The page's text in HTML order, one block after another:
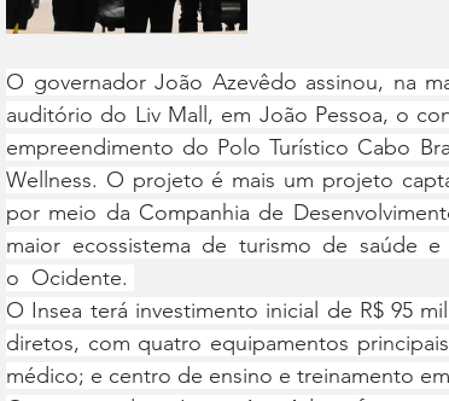
O governador João Azevêdo assinou, na
auditório do Liv Mall, em João Pessoa, o
empreendimento do Polo Turístico Cabo
Wellness. O projeto é mais um projeto
por meio da Companhia de
maior ecossistema de turismo de saúde
o  Ocidente.
O Insea terá investimento inicial de R$ 95
diretos, com quatro equipamentos
médico; e centro de ensino e treinamento